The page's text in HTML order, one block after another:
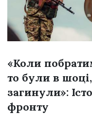
«Коли
то були в
загинули»:
фронту